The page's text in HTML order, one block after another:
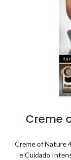
Creme
Creme of Nature
e Cuidado